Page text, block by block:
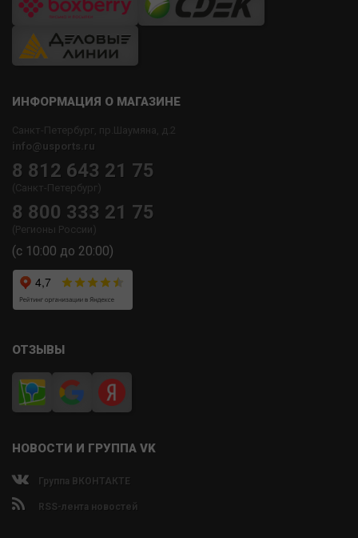
ИНФОРМАЦИЯ О МАГАЗИНЕ
Санкт-Петербург, пр.Шаумяна, д.2
info@usports.ru
8 812 643 21 75
(Санкт-Петербург)
8 800 333 21 75
(Регионы России)
(с 10:00 до 20:00)
ОТЗЫВЫ
НОВОСТИ И ГРУППА VK
Группа ВКОНТАКТЕ
RSS-лента новостей